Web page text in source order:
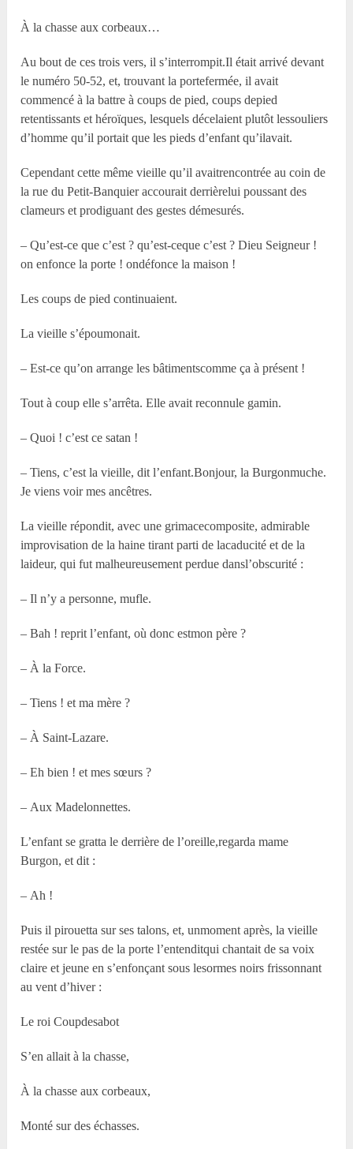
À la chasse aux corbeaux…
Au bout de ces trois vers, il s’interrompit.Il était arrivé devant
le numéro 50-52, et, trouvant la portefermée, il avait
commencé à la battre à coups de pied, coups depied
retentissants et héroïques, lesquels décelaient plutôt lessouliers
d’homme qu’il portait que les pieds d’enfant qu’ilavait.
Cependant cette même vieille qu’il avaitrencontrée au coin de
la rue du Petit-Banquier accourait derrièrelui poussant des
clameurs et prodiguant des gestes démesurés.
– Qu’est-ce que c’est ? qu’est-ceque c’est ? Dieu Seigneur !
on enfonce la porte ! ondéfonce la maison !
Les coups de pied continuaient.
La vieille s’époumonait.
– Est-ce qu’on arrange les bâtimentscomme ça à présent !
Tout à coup elle s’arrêta. Elle avait reconnule gamin.
– Quoi ! c’est ce satan !
– Tiens, c’est la vieille, dit l’enfant.Bonjour, la Burgonmuche.
Je viens voir mes ancêtres.
La vieille répondit, avec une grimacecomposite, admirable
improvisation de la haine tirant parti de lacaducité et de la
laideur, qui fut malheureusement perdue dansl’obscurité :
– Il n’y a personne, mufle.
– Bah ! reprit l’enfant, où donc estmon père ?
– À la Force.
– Tiens ! et ma mère ?
– À Saint-Lazare.
– Eh bien ! et mes sœurs ?
– Aux Madelonnettes.
L’enfant se gratta le derrière de l’oreille,regarda mame
Burgon, et dit :
– Ah !
Puis il pirouetta sur ses talons, et, unmoment après, la vieille
restée sur le pas de la porte l’entenditqui chantait de sa voix
claire et jeune en s’enfonçant sous lesormes noirs frissonnant
au vent d’hiver :
Le roi Coupdesabot
S’en allait à la chasse,
À la chasse aux corbeaux,
Monté sur des échasses.